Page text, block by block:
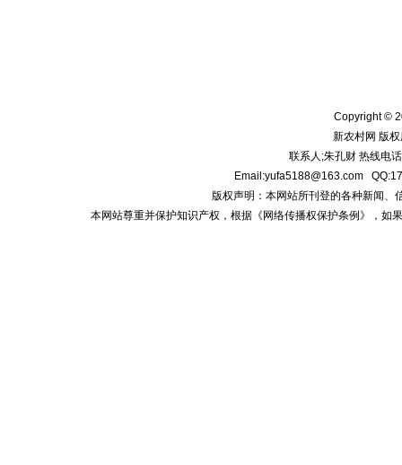
Copyright ©
新农村网 版
联系人;朱孔财 热线电
Email:yufa5188@163.com
版权声明：本网站所刊登的各种新闻、
本网站尊重并保护知识产权，根据《网络传播权保护条例》，如